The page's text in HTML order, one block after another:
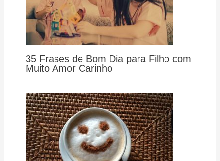
35 Frases de Bom Dia para Filho com
Muito Amor Carinho